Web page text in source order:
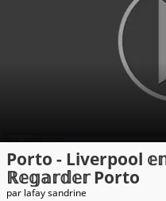
Porto - Liverpool
ℝ𝕖𝕘𝕒𝕣𝕕𝕖𝕣 Porto
par lafay sandrine